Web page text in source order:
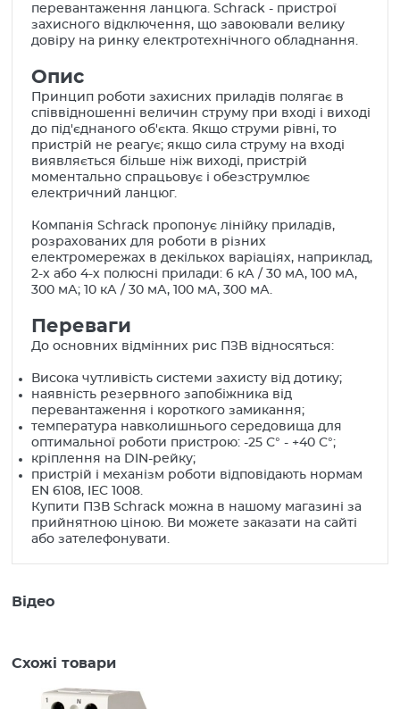
перевантаження ланцюга. Schrack - пристрої
захисного відключення, що завоювали велику
довіру на ринку електротехнічного обладнання.
Опис
Принцип роботи захисних приладів полягає в
співвідношенні величин струму при вході і виході
до під'єднаного об'єкта. Якщо струми рівні, то
пристрій не реагує; якщо сила струму на вході
виявляється більше ніж виході, пристрій
моментально спрацьовує і обезструмлює
електричний ланцюг.
Компанія Schrack пропонує лінійку приладів,
розрахованих для роботи в різних
електромережах в декількох варіаціях, наприклад,
2-х або 4-х полюсні прилади: 6 кА / 30 мА, 100 мА,
300 мА; 10 кА / 30 мА, 100 мА, 300 мА.
Переваги
До основних відмінних рис ПЗВ відносяться:
Висока чутливість системи захисту від дотику;
наявність резервного запобіжника від
перевантаження і короткого замикання;
температура навколишнього середовища для
оптимальної роботи пристрою: -25 С° - +40 С°;
кріплення на DIN-рейку;
пристрій і механізм роботи відповідають нормам
EN 6108, IEC 1008.
Купити ПЗВ Schrack можна в нашому магазині за
прийнятною ціною. Ви можете заказати на сайті
або зателефонувати.
Відео
Схожі товари